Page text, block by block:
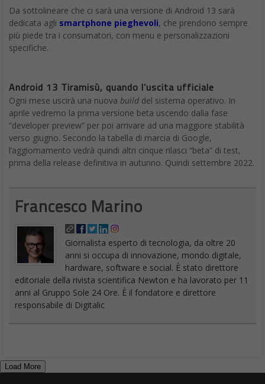
Da sottolineare che ci sarà una versione di Android 13 sarà
dedicata agli smartphone pieghevoli, che prendono sempre
più piede tra i consumatori, con menu e personalizzazioni
specifiche.
Android 13 Tiramisù, quando l’uscita ufficiale
Ogni mese uscirà una nuova build del sistema operativo. In
aprile vedremo la prima versione beta uscendo dalla fase
“developer preview” per poi arrivare ad una maggiore stabilità
verso giugno. Secondo la tabella di marcia di Google,
l’aggiornamento vedrà quindi altri cinque rilasci “beta” di test,
prima della release definitiva in autunno. Quindi settembre 2022.
Francesco Marino
Giornalista esperto di tecnologia, da oltre 20
anni si occupa di innovazione, mondo digitale,
hardware, software e social. È stato direttore
editoriale della rivista scientifica Newton e ha lavorato per 11
anni al Gruppo Sole 24 Ore. È il fondatore e direttore
responsabile di Digitalic
Load More